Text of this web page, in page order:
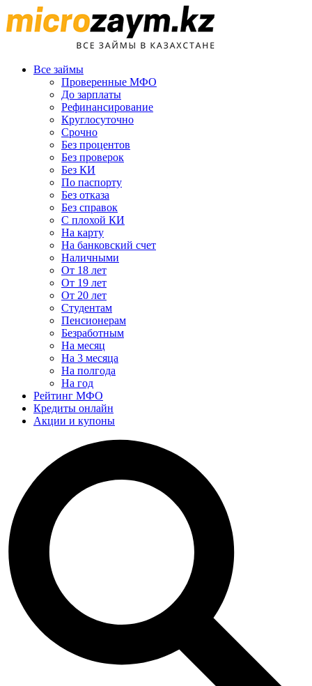
Все займы
Проверенные МФО
До зарплаты
Рефинансирование
Круглосуточно
Срочно
Без процентов
Без проверок
Без КИ
По паспорту
Без отказа
Без справок
С плохой КИ
На карту
На банковский счет
Наличными
От 18 лет
От 19 лет
От 20 лет
Студентам
Пенсионерам
Безработным
На месяц
На 3 месяца
На полгода
На год
Рейтинг МФО
Кредиты онлайн
Акции и купоны